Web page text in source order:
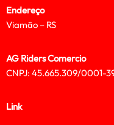
Endereço
Viamão – RS
AG Riders Comercio
CNPJ: 45.665.309/0001-
Link